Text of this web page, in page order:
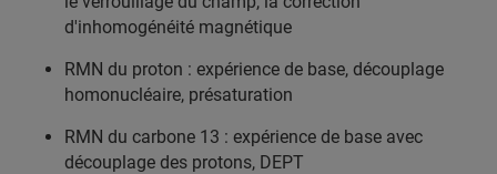
d'inhomogénéité magnétique
RMN du proton : expérience de base, découplage
homonucléaire, présaturation
RMN du carbone 13 : expérience de base avec
découplage des protons, DEPT